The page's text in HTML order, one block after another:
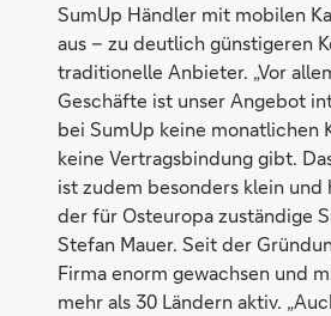
SumUp Händler mit mobilen
aus – zu deutlich günstigeren
traditionelle Anbieter. „Vor
Geschäfte ist unser Angebot
bei SumUp keine monatlichen
keine Vertragsbindung gibt.
ist zudem besonders klein und
der für Osteuropa zuständige
Stefan Mauer. Seit der
Firma enorm gewachsen und
mehr als 30 Ländern aktiv.